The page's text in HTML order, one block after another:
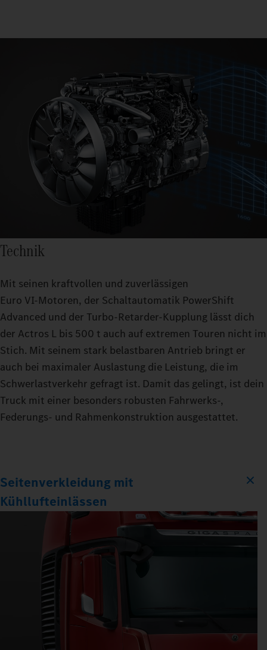
Technik
Mit seinen kraftvollen und zuverlässigen
Euro VI‑Motoren, der Schaltautomatik PowerShift
Advanced und der Turbo-Retarder-Kupplung lässt dich
der Actros L bis 500 t auch auf extremen Touren nicht im
Stich. Mit seinem stark belastbaren Antrieb bringt er
auch bei maximaler Auslastung die Leistung, die im
Schwerlastverkehr gefragt ist. Damit das gelingt, ist dein
Truck mit einer besonders robusten Fahrwerks-,
Federungs- und Rahmenkonstruktion ausgestattet.
Seitenverkleidung mit
Kühllufteinlässen